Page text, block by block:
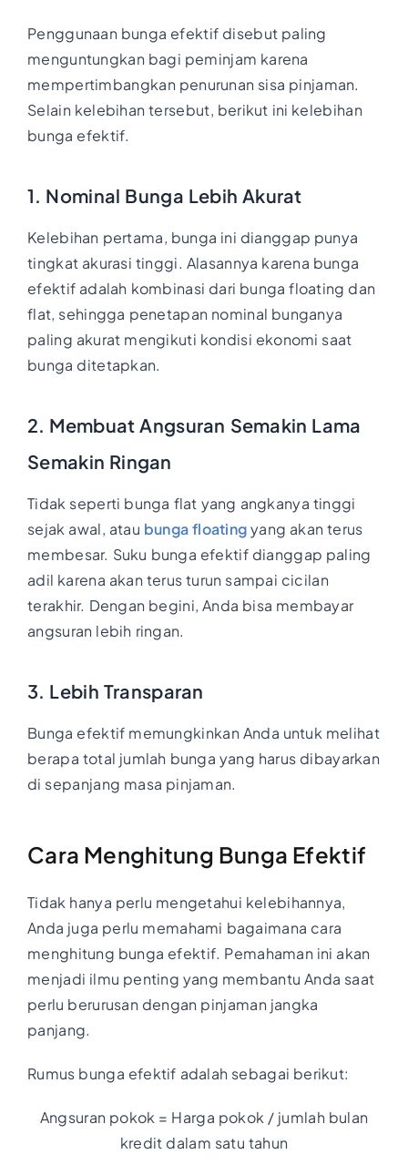
Penggunaan bunga efektif disebut paling
menguntungkan bagi peminjam karena
mempertimbangkan penurunan sisa pinjaman.
Selain kelebihan tersebut, berikut ini kelebihan
bunga efektif.
1. Nominal Bunga Lebih Akurat
Kelebihan pertama, bunga ini dianggap punya
tingkat akurasi tinggi. Alasannya karena bunga
efektif adalah kombinasi dari bunga floating dan
flat, sehingga penetapan nominal bunganya
paling akurat mengikuti kondisi ekonomi saat
bunga ditetapkan.
2. Membuat Angsuran Semakin Lama
Semakin Ringan
Tidak seperti bunga flat yang angkanya tinggi
sejak awal, atau bunga floatingyang akan terus
membesar. Suku bunga efektif dianggap paling
adil karena akan terus turun sampai cicilan
terakhir. Dengan begini, Anda bisa membayar
angsuran lebih ringan.
3. Lebih Transparan
Bunga efektif memungkinkan Anda untuk melihat
berapa total jumlah bunga yang harus dibayarkan
di sepanjang masa pinjaman.
Cara Menghitung Bunga Efektif
Tidak hanya perlu mengetahui kelebihannya,
Anda juga perlu memahami bagaimana cara
menghitung bunga efektif. Pemahaman ini akan
menjadi ilmu penting yang membantu Anda saat
perlu berurusan dengan pinjaman jangka
panjang.
Rumus bunga efektif adalah sebagai berikut:
Angsuran pokok = Harga pokok / jumlah bulan
kredit dalam satu tahun